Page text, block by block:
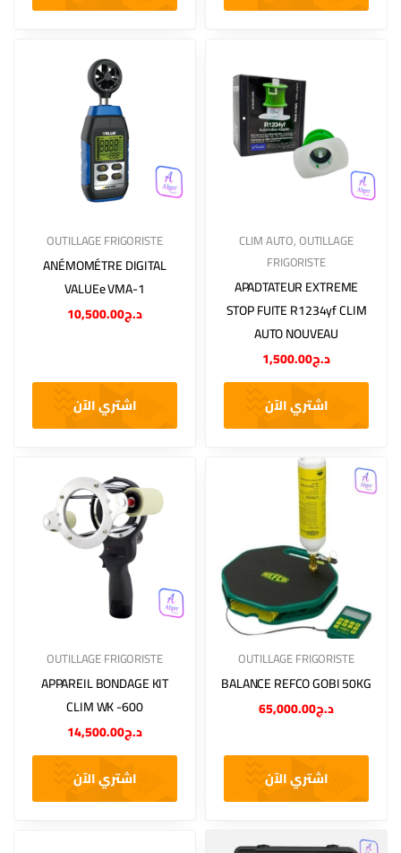
OUTILLAGE FRIGORISTE
ANÉMOMÉTRE DIGITAL
VALUEe VMA-1
د.ج10,500.00
اشتري الآن
CLIM AUTO,OUTILLAGE
FRIGORISTE
APADTATEUR EXTREME
STOP FUITE R1234yf CLIM
AUTO NOUVEAU
د.ج1,500.00
اشتري الآن
OUTILLAGE FRIGORISTE
APPAREIL BONDAGE KIT
CLIM WK -600
د.ج14,500.00
اشتري الآن
OUTILLAGE FRIGORISTE
BALANCE REFCO GOBI 50KG
د.ج65,000.00
اشتري الآن